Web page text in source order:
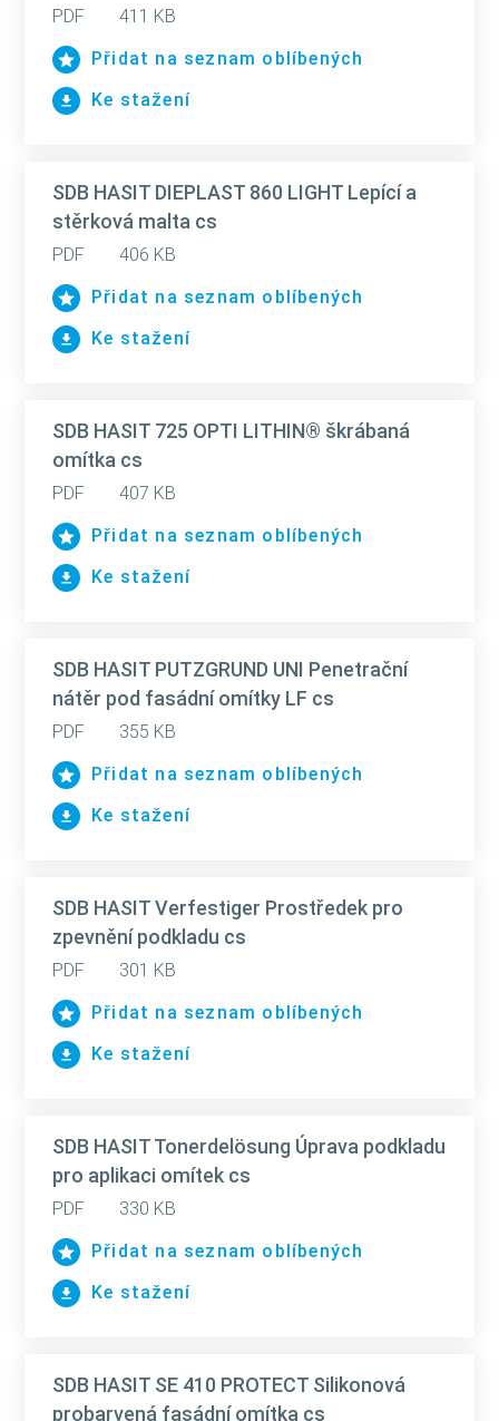
PDF
411 KB
Přidat na seznam oblíbených
Ke stažení
SDB HASIT DIEPLAST 860 LIGHT Lepící a
stěrková malta cs
PDF
406 KB
Přidat na seznam oblíbených
Ke stažení
SDB HASIT 725 OPTI LITHIN® škrábaná
omítka cs
PDF
407 KB
Přidat na seznam oblíbených
Ke stažení
SDB HASIT PUTZGRUND UNI Penetrační
nátěr pod fasádní omítky LF cs
PDF
355 KB
Přidat na seznam oblíbených
Ke stažení
SDB HASIT Verfestiger Prostředek pro
zpevnění podkladu cs
PDF
301 KB
Přidat na seznam oblíbených
Ke stažení
SDB HASIT Tonerdelösung Úprava podkladu
pro aplikaci omítek cs
PDF
330 KB
Přidat na seznam oblíbených
Ke stažení
SDB HASIT SE 410 PROTECT Silikonová
probarvená fasádní omítka cs